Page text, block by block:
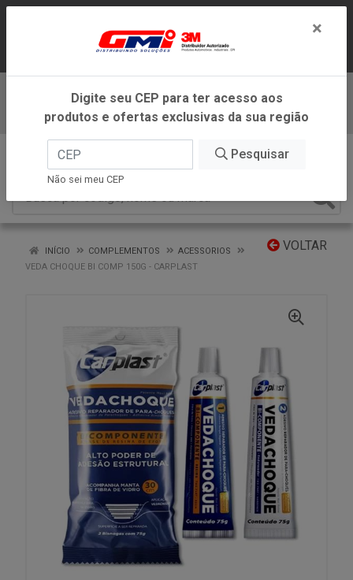
ATENDIMENTO DENTRO DO ESTADO DE
MINAS GERAIS.
Baixe já nosso APP
VOLTAR
INÍCIO COMPLEMENTOS
ACESSORIOS
VEDA CHOQUE BI COMP 150G - CARPLAST
×
Digite seu CEP para ter acesso aos
produtos e ofertas exclusivas da sua região
Pesquisar
Não sei meu CEP